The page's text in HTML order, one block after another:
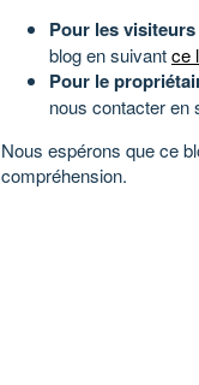
Pour les visiteurs
blog en suivantce
Pour le
nous contacter en
Nous espérons que ce
compréhension.